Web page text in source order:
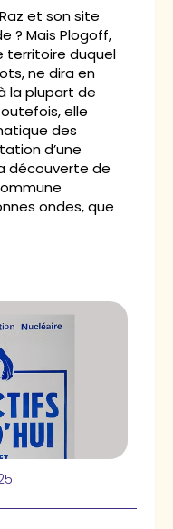
et son site
? Mais Plogoff,
territoire duquel
ne dira en
la plupart de
elle
des
d’une
découverte de
ondes, que